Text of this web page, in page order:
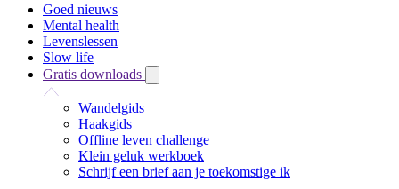
Goed nieuws
Mental health
Levenslessen
Slow life
Gratis downloads
Wandelgids
Haakgids
Offline leven challenge
Klein geluk werkboek
Schrijf een brief aan je toekomstige ik